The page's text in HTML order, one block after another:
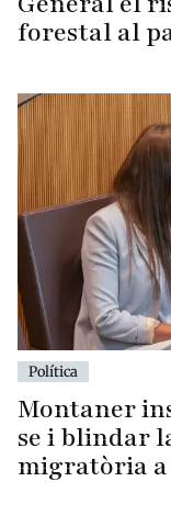
forestal al
Política
Montaner
se i blindar
migratòria a